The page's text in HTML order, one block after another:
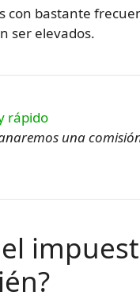
con bastante
ser elevados.
una